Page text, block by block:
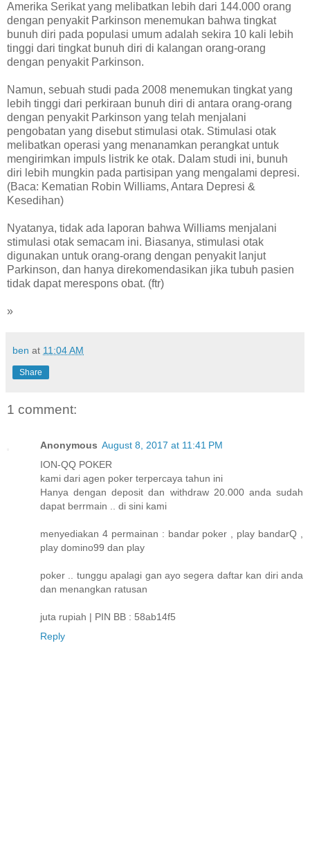
Amerika Serikat yang melibatkan lebih dari 144.000 orang
dengan penyakit Parkinson menemukan bahwa tingkat
bunuh diri pada populasi umum adalah sekira 10 kali lebih
tinggi dari tingkat bunuh diri di kalangan orang-orang
dengan penyakit Parkinson.
Namun, sebuah studi pada 2008 menemukan tingkat yang
lebih tinggi dari perkiraan bunuh diri di antara orang-orang
dengan penyakit Parkinson yang telah menjalani
pengobatan yang disebut stimulasi otak. Stimulasi otak
melibatkan operasi yang menanamkan perangkat untuk
mengirimkan impuls listrik ke otak. Dalam studi ini, bunuh
diri lebih mungkin pada partisipan yang mengalami depresi.
(Baca: Kematian Robin Williams, Antara Depresi &
Kesedihan)
Nyatanya, tidak ada laporan bahwa Williams menjalani
stimulasi otak semacam ini. Biasanya, stimulasi otak
digunakan untuk orang-orang dengan penyakit lanjut
Parkinson, dan hanya direkomendasikan jika tubuh pasien
tidak dapat merespons obat. (ftr)
»
ben at 11:04 AM
Share
1 comment:
Anonymous August 8, 2017 at 11:41 PM
ION-QQ POKER
kami dari agen poker terpercaya tahun ini
Hanya dengan deposit dan withdraw 20.000 anda sudah
dapat berrmain .. di sini kami
menyediakan 4 permainan : bandar poker , play bandarQ ,
play domino99 dan play
poker .. tunggu apalagi gan ayo segera daftar kan diri anda
dan menangkan ratusan
juta rupiah | PIN BB : 58ab14f5
Reply